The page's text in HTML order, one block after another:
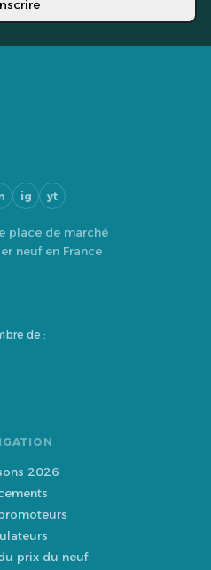
ig yt
place de marché
neuf en France
de :
2026
prix du neuf